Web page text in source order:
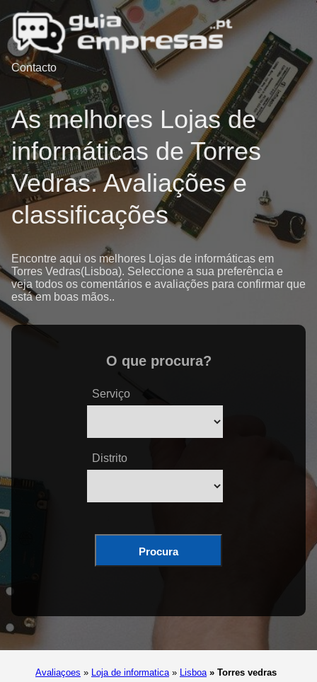
Contacto
As melhores Lojas de
informáticas de Torres
Vedras. Avaliações e
classificações
Encontre aqui os melhores Lojas de informáticas em
Torres Vedras(Lisboa). Seleccione a sua preferência e
veja todos os comentários e avaliações para confirmar que
está em boas mãos..
O que procura?
Serviço
Distrito
Procura
Avaliaçoes » Loja de informatica » Lisboa » Torres vedras